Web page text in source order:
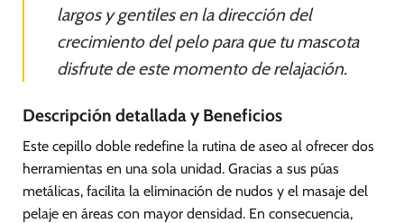
largos y gentiles en la dirección del
crecimiento del pelo para que tu mascota
disfrute de este momento de relajación.
Descripción detallada y Beneficios
Este cepillo doble redefine la rutina de aseo al ofrecer dos
herramientas en una sola unidad. Gracias a sus púas
metálicas, facilita la eliminación de nudos y el masaje del
pelaje en áreas con mayor densidad. En consecuencia,